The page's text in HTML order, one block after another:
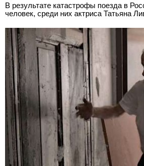
В результате катастрофы поезда в
человек, среди них актриса Татьяна